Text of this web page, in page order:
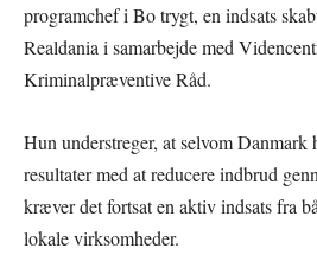
programchef i Bo trygt, en indsats
Realdania i samarbejde med
Kriminalpræventive Råd.
Hun understreger, at selvom Danmark
resultater med at reducere indbrud
kræver det fortsat en aktiv indsats fra
lokale virksomheder.